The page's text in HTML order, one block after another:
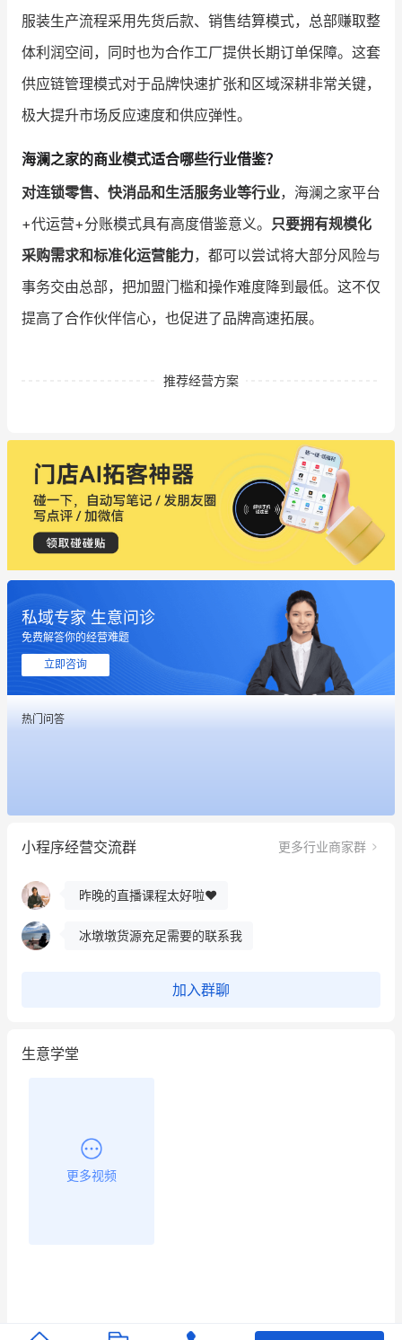
服装生产流程采用先货后款、销售结算模式，总部赚取整
体利润空间，同时也为合作工厂提供长期订单保障。这套
供应链管理模式对于品牌快速扩张和区域深耕非常关键，
极大提升市场反应速度和供应弹性。
海澜之家的商业模式适合哪些行业借鉴？
对连锁零售、快消品和生活服务业等行业，海澜之家平台
+代运营+分账模式具有高度借鉴意义。 只要拥有规模化
采购需求和标准化运营能力，都可以尝试将大部分风险与
事务交由总部，把加盟门槛和操作难度降到最低。这不仅
提高了合作伙伴信心，也促进了品牌高速拓展。
推荐经营方案
私域专家 生意问诊
免费解答你的经营难题
立即咨询
热门问答
小程序经营交流群 更多行业商家群
用有赞就能在微信、小红书同时经营了
餐饮也得靠私域和服务提高竞争力
昨晚的直播课程太好啦❤️
冰墩墩货源充足需要的联系我
加入群聊
生意学堂
更多视频